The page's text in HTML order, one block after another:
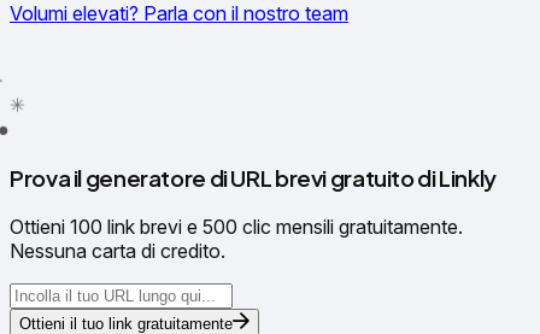
Volumi elevati? Parla con il nostro team
✳
Prova il generatore di URL brevi gratuito di Linkly
Ottieni 100 link brevi e 500 clic mensili gratuitamente.
Nessuna carta di credito.
Ottieni il tuo link gratuitamente